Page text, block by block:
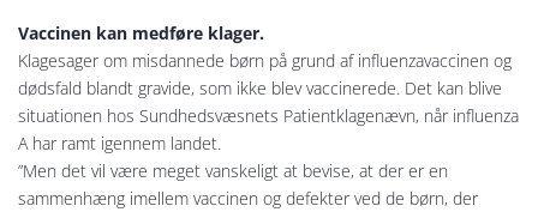
Vaccinen kan medføre klager.
Klagesager om misdannede børn på grund af influenzavaccinen og
dødsfald blandt gravide, som ikke blev vaccinerede. Det kan blive
situationen hos Sundhedsvæsnets Patientklagenævn, når influenza
A har ramt igennem landet.
”Men det vil være meget vanskeligt at bevise, at der er en
sammenhæng imellem vaccinen og defekter ved de børn, der